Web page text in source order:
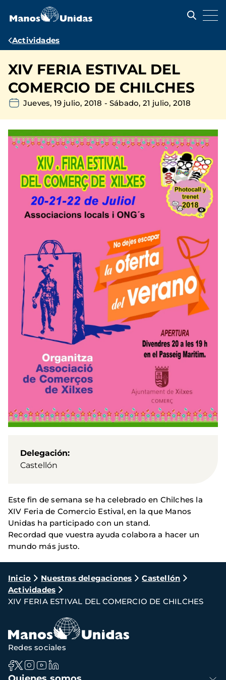
contenido
Ruta
navegación
Actividades
XIV FERIA ESTIVAL DEL
COMERCIO DE CHILCHES
Jueves, 19 julio, 2018 -Sábado, 21 julio, 2018
Delegación
Castellón
Este fin de semana se ha celebrado en Chilches la
XIV Feria de Comercio Estival, en la que Manos
Unidas ha participado con un stand.
Recordad que vuestra ayuda colabora a hacer un
mundo más justo.
Ruta
de
navegación
Inicio Nuestras delegaciones
Castellón
Actividades
XIV FERIA ESTIVAL DEL COMERCIO DE CHILCHES
Navegación
Redes sociales